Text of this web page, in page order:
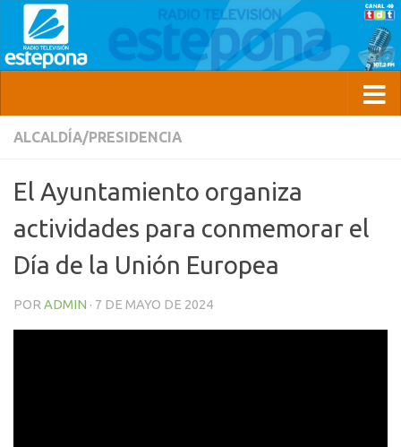
ALCALDÍA/PRESIDENCIA
El Ayuntamiento organiza
actividades para conmemorar el
Día de la Unión Europea
POR ADMIN · 7 DE MAYO DE 2024